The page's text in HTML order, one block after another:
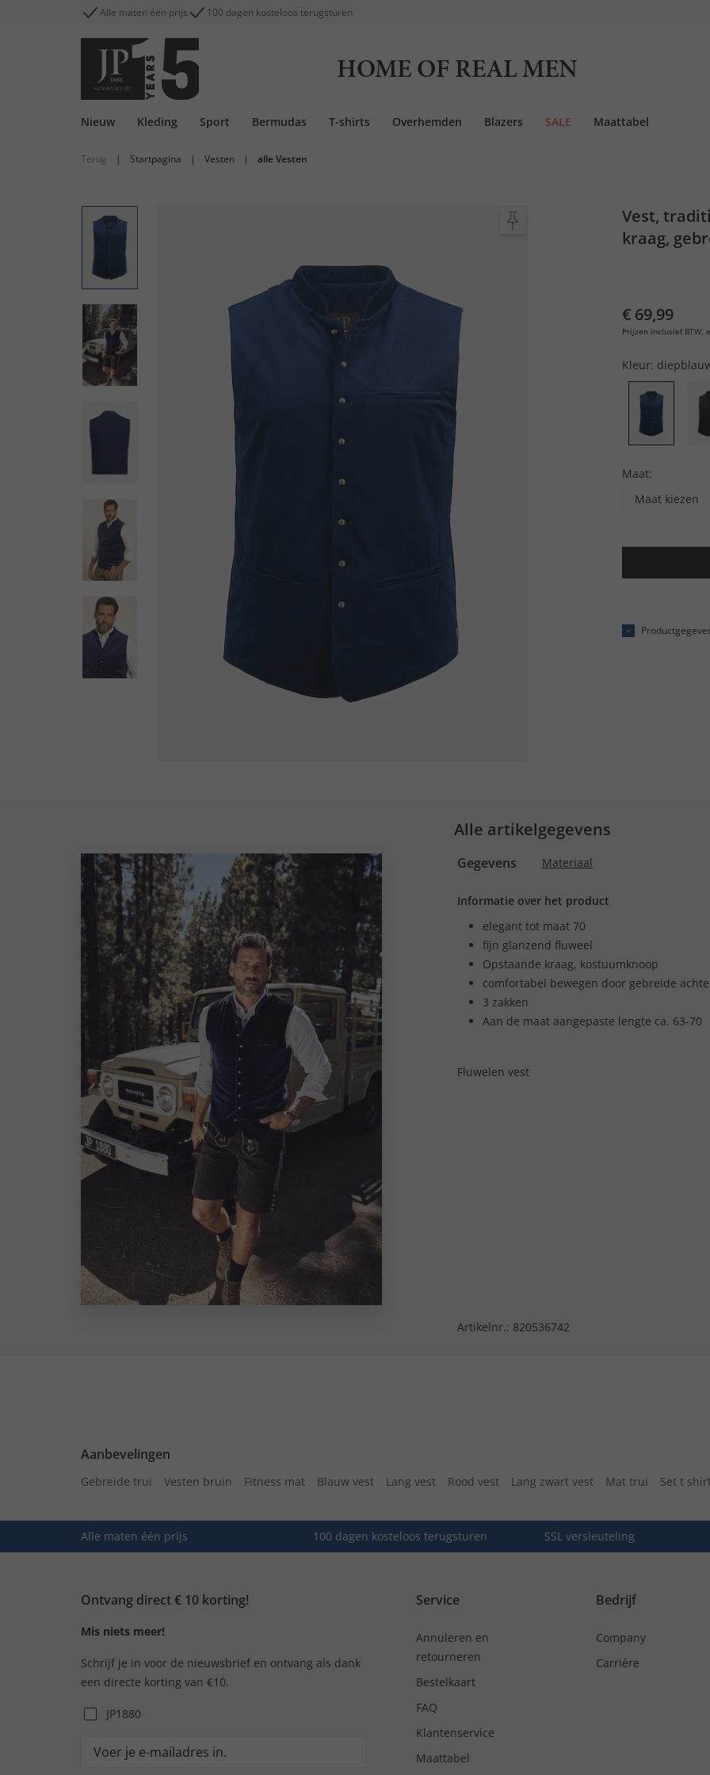
Alle maten één prijs 100 dagen kosteloos terugsturen
HOME OF REAL MEN
Nieuw Kleding Sport Bermudas T-shirts Overhemden Blazers SALE Maattabel
Terug | Startpagina | Vesten | alle Vesten
Vest,
kraag,
€ 69,99
Prijzen inclusief BTW,
Kleur:
Maat:
Maat kiezen
Alle artikelgegevens
Gegevens Materiaal
Informatie over het product
elegant tot maat 70
fijn glanzend fluweel
Opstaande kraag, kostuumknoop
comfortabel bewegen door gebreide
3 zakken
Aan de maat aangepaste lengte ca. 63-70
Fluwelen vest
Artikelnr.: 820536742
Aanbevelingen
Gebreide trui Vesten bruin Fitness mat Blauw vest Lang vest Rood vest Lang zwart vest Mat trui Set t
Alle maten één prijs 100 dagen kosteloos terugsturen SSL versleuteling
Ontvang direct € 10 korting!
Mis niets meer!
Schrijf je in voor de nieuwsbrief en ontvang als dank
een directe korting van €10.
JP1880
Service
Annuleren en
retourneren
Bestelkaart
FAQ
Klantenservice
Maattabel
Bedrijf
Company
Carrière